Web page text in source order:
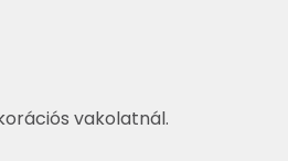
vakolatnál.